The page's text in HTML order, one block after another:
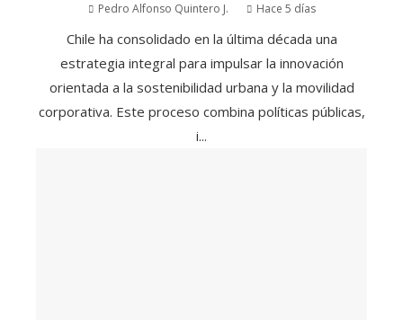
Pedro Alfonso Quintero J. Hace 5 días
Chile ha consolidado en la última década una
estrategia integral para impulsar la innovación
orientada a la sostenibilidad urbana y la movilidad
corporativa. Este proceso combina políticas públicas,
i...